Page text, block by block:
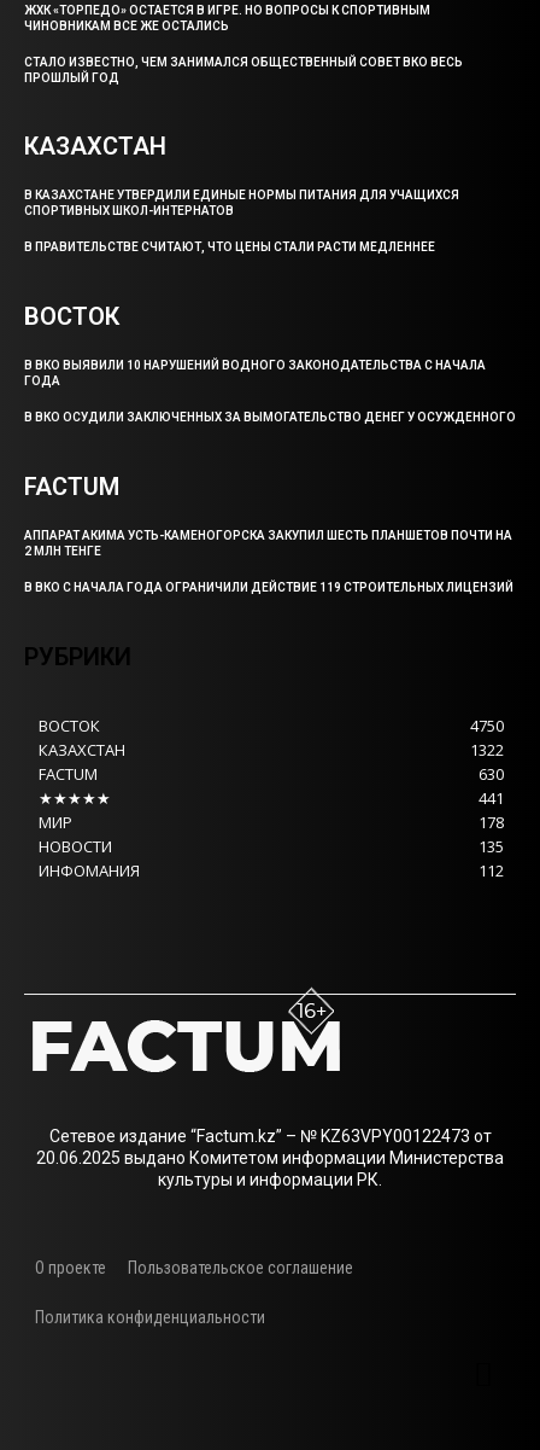
ЖХК «ТОРПЕДО» ОСТАЕТСЯ В ИГРЕ. НО ВОПРОСЫ К СПОРТИВНЫМ
ЧИНОВНИКАМ ВСЕ ЖЕ ОСТАЛИСЬ
СТАЛО ИЗВЕСТНО, ЧЕМ ЗАНИМАЛСЯ ОБЩЕСТВЕННЫЙ СОВЕТ ВКО ВЕСЬ
ПРОШЛЫЙ ГОД
КАЗАХСТАН
В КАЗАХСТАНЕ УТВЕРДИЛИ ЕДИНЫЕ НОРМЫ ПИТАНИЯ ДЛЯ УЧАЩИХСЯ
СПОРТИВНЫХ ШКОЛ-ИНТЕРНАТОВ
В ПРАВИТЕЛЬСТВЕ СЧИТАЮТ, ЧТО ЦЕНЫ СТАЛИ РАСТИ МЕДЛЕННЕЕ
ВОСТОК
В ВКО ВЫЯВИЛИ 10 НАРУШЕНИЙ ВОДНОГО ЗАКОНОДАТЕЛЬСТВА С НАЧАЛА
ГОДА
В ВКО ОСУДИЛИ ЗАКЛЮЧЕННЫХ ЗА ВЫМОГАТЕЛЬСТВО ДЕНЕГ У ОСУЖДЕННОГО
FACTUM
АППАРАТ АКИМА УСТЬ-КАМЕНОГОРСКА ЗАКУПИЛ ШЕСТЬ ПЛАНШЕТОВ ПОЧТИ НА
2 МЛН ТЕНГЕ
В ВКО С НАЧАЛА ГОДА ОГРАНИЧИЛИ ДЕЙСТВИЕ 119 СТРОИТЕЛЬНЫХ ЛИЦЕНЗИЙ
РУБРИКИ
ВОСТОК
4750
КАЗАХСТАН
1322
FACTUM
630
★★★★★
441
МИР
178
НОВОСТИ
135
ИНФОМАНИЯ
112
Сетевое издание “Factum.kz” – № KZ63VPY00122473 от
20.06.2025 выдано Комитетом информации Министерства
культуры и информации РК.
О проекте Пользовательское соглашение
Политика конфиденциальности